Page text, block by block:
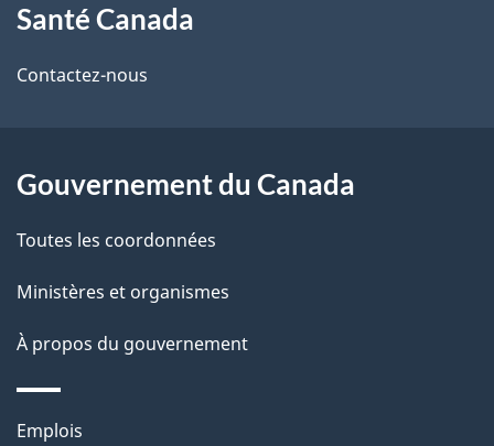
i
l
d
e
p
a
propos
de
site
Santé Canada
Contactez-nous
Gouvernement du Canada
Toutes les coordonnées
Ministères et organismes
À propos du gouvernement
Thèmes
Emplois